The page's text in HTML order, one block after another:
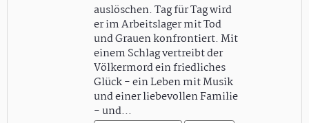
auslöschen. Tag für Tag wird
er im Arbeitslager mit Tod
und Grauen konfrontiert. Mit
einem Schlag vertreibt der
Völkermord ein friedliches
Glück - ein Leben mit Musik
und einer liebevollen Familie
- und…